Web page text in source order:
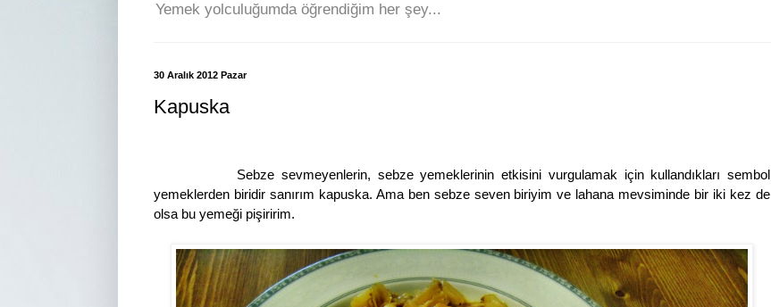
Yemek yolculuğumda öğrendiğim her şey...
30 Aralık 2012 Pazar
Kapuska
Sebze sevmeyenlerin, sebze yemeklerinin etkisini vurgulamak için kullandıkları sembol
yemeklerden biridir sanırım kapuska. Ama ben sebze seven biriyim ve lahana mevsiminde bir iki kez de
olsa bu yemeği pişiririm.